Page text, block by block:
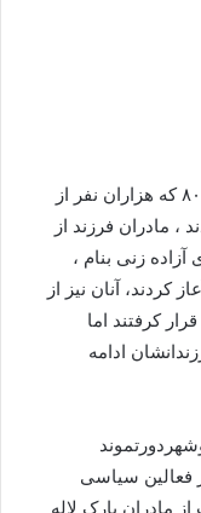
در ترکیه نیز پس از کودتای ارتش درسال ۸۰ که هزاران نفر از
، مادران فرزند از
زنی بنام ،
کردند، آنان نیز از
کرفتند اما
ادامه
از فعالین سیاسی
مادران پارک لاله